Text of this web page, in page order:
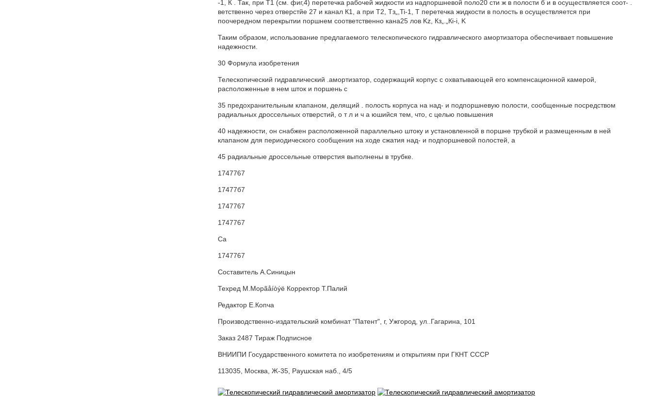
-1, К . Так, при Т1 (см. фиг,4) перетечка рабочей жидкости из надпоршневой поло20 сти ж в полости б и в осуществляется соот- .
ветственно через отверстйе 27 и канал К1, а при Т2, Тз„,Ti-1, Т перетечка жидкости в полость в осуществляется при
поочередном перекрытии поршнем соответственно кана25 лов Kz, Кз„.„Кi-i, K
Таким образом, использование предлагаемого телескопического гидравлического амортизатора обеспечивает повышение
надежности.
30 Формула изобретения
Телескопический гидравлический .амортизатор, содержащий корпус с охватывающей его компенсационной камерой,
расположенные в нем шток и поршень с
35 предохранительным клапаном, делящий . полость корпуса на над- и подпоршневую полости, сообщенные посредством
радиальных дроссельных отверстий, о т л и ч а юшийся тем, что, с целью повышения
40 надежности, он снабжен расположенной параллельно штоку и установленной в поршне трубкой и размещенным в ней
клапаном для периодического сообщения на ходе сжатия над- и подпоршневой полостей, а
45 радиальные дроссельные отверстия выполнены в трубке.
1747767
17477б7
1747767
1747767
Са
1747767
Составитель А.Синицын
Техред M.Mopãåíòýë Корректор Т.Палий
Редактор Е.Копча
Производственно-издательский комбинат "Патент", г, Ужгород, ул..Гагарина, 101
Заказ 2487 Тираж Подписное
ВНИИПИ Государственного комитета по изобретениям и открытиям при ГКНТ СССР
113035, Москва, Ж-35, Раушская наб., 4/5